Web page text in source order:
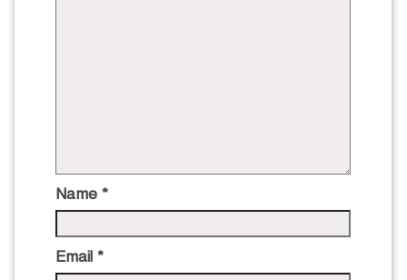
Name *
Email *